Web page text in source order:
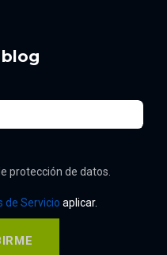
protección de datos.
de Servicio aplicar.